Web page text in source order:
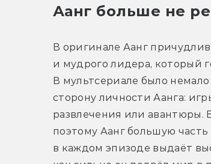
Аанг больше не
В оригинале Аанг
и мудрого лидера, который
В мультсериале было
сторону личности Аанга:
развлечения или авантюры.
поэтому Аанг большую часть
в каждом эпизоде выдаёт